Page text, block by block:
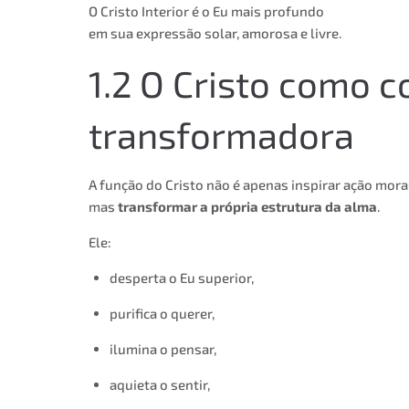
O Cristo Interior é o Eu mais profundo
em sua expressão solar, amorosa e livre.
1.2 O Cristo como
transformadora
A função do Cristo não é apenas inspirar ação
mas transformar a própria estrutura da alma.
Ele:
desperta o Eu superior,
purifica o querer,
ilumina o pensar,
aquieta o sentir,